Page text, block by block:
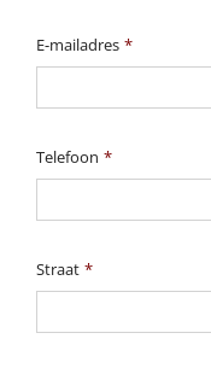
E-mailadres *
Telefoon *
Straat *